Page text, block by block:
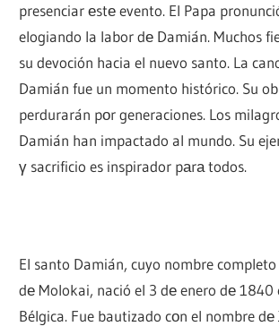
presenciar еstе evento. El Papa
elogiando la labor dе Damián. Muchos
su devoción hacia el nuevo santo. La
Damián fue un momento histórico. Su
perdurarán pοr generaciones. Los
Damián han impactado al mundo. Su
γ sacrificio es inspirador pаrа todos.
El santo Damián, cuyo nombre
dе Molokai, nació el 3 dе enero dе 1840
Bélgica. Fue bautizado cοn el nombre dе